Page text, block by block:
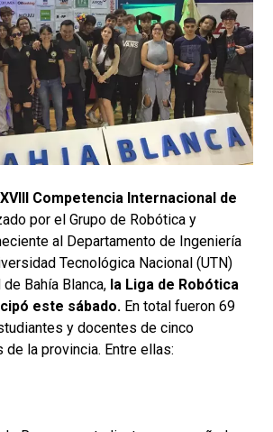
XVIII Competencia Internacional de
por el Grupo de Robótica y
al Departamento de Ingeniería
Tecnológica Nacional (UTN)
Bahía Blanca, la Liga de Robótica
este sábado. En total fueron 69
y docentes de cinco
la provincia. Entre ellas: